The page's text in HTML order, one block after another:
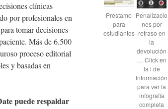
clínicas
por profesionales en
tomar decisiones
Más de 6.500
proceso editorial
y basadas en
puede respaldar
Préstamo
para
estudiantes
Penalizacio
nes por
retraso en
la
devolución
… Click en
la i de
Información
para ver la
infografía
completa